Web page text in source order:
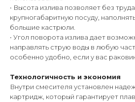
• Высота излива позволяет без
крупногабаритную посуду,
большие кастрюли.
• Угол поворота излива дает
направлять струю воды в любую
особенно удобно, если у вас
Технологичность и экономия
Внутри смесителя установлен
картридж, который гарантирует